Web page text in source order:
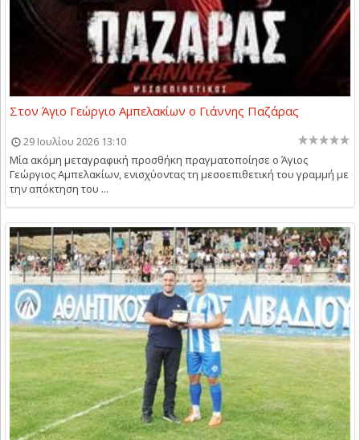
Στον Άγιο Γεώργιο Αμπελακίων ο Γιάννης Παζάρας
29 Ιουλίου 2026 13:10
Μία ακόμη μεταγραφική προσθήκη πραγματοποίησε ο Άγιος
Γεώργιος Αμπελακίων, ενισχύοντας τη μεσοεπιθετική του γραμμή με
την απόκτηση του ...